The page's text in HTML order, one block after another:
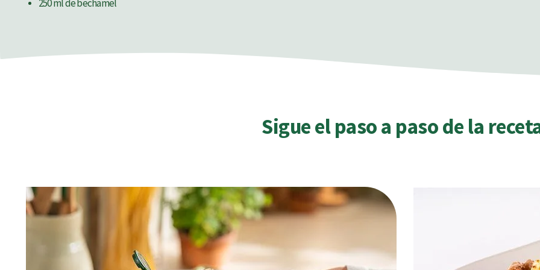
250 ml de bechamel
Sigue el paso a paso de la